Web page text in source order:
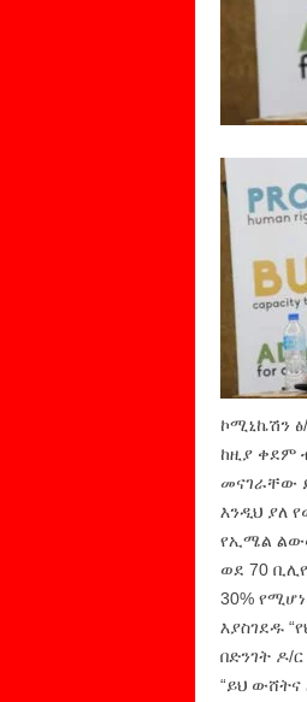
ኮሚኒኬሽን
ከዚያ ቀደም
መናገራቸው
እንዲህ ያለ
የኢሜል
ወደ 70
30%
እያስገደዱ
በድንገት ዶ/
“ይህ